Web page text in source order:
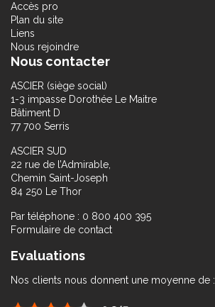
Accès pro
Plan du site
Liens
Nous rejoindre
Nous contacter
ASCIER (siège social)
1-3 impasse Dorothée Le Maitre
Bâtiment D
77 700 Serris
ASCIER SUD
22 rue de l’Admirable,
Chemin Saint-Joseph
84 250 Le Thor
Par téléphone : 0 800 400 395
Formulaire de contact
Evaluations
Nos clients nous donnent une moyenne de :